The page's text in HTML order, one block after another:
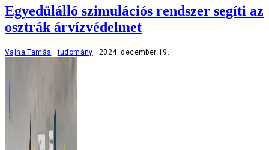
Egyedülálló szimulációs rendszer segíti az
osztrák árvízvédelmet
Vajna Tamás tudomány 2024. december 19.